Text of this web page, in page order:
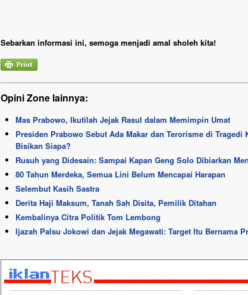
Sebarkan informasi ini, semoga menjadi amal sholeh kita!
Opini Zone lainnya:
Mas Prabowo, Ikutilah Jejak Rasul dalam Memimpin Umat
Presiden Prabowo Sebut Ada Makar dan Terorisme di Tragedi
Bisikan Siapa?
Rusuh yang Didesain: Sampai Kapan Geng Solo Dibiarkan
80 Tahun Merdeka, Semua Lini Belum Mencapai Harapan
Selembut Kasih Sastra
Derita Haji Maksum, Tanah Sah Disita, Pemilik Ditahan
Kembalinya Citra Politik Tom Lembong
Ijazah Palsu Jokowi dan Jejak Megawati: Target Itu Bernama